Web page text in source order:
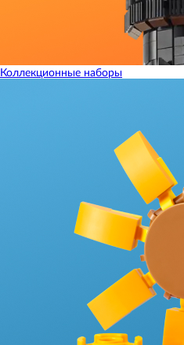
Коллекционные наборы